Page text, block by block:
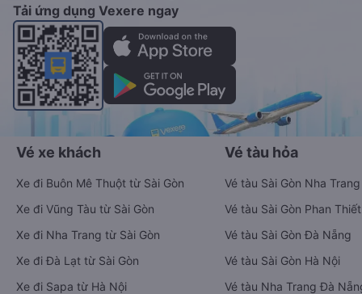
Tải ứng dụng Vexere ngay
Vé xe khách
Xe đi Buôn Mê Thuột từ Sài Gòn
Xe đi Vũng Tàu từ Sài Gòn
Xe đi Nha Trang từ Sài Gòn
Xe đi Đà Lạt từ Sài Gòn
Xe đi Sapa từ Hà Nội
Vé tàu hỏa
Vé tàu Sài Gòn Nha Trang
Vé tàu Sài Gòn Phan Thiết
Vé tàu Sài Gòn Đà Nẵng
Vé tàu Sài Gòn Hà Nội
Vé tàu Nha Trang Đà